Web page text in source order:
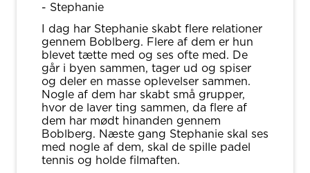
- Stephanie
I dag har Stephanie skabt flere relationer
gennem Boblberg. Flere af dem er hun
blevet tætte med og ses ofte med. De
går i byen sammen, tager ud og spiser
og deler en masse oplevelser sammen.
Nogle af dem har skabt små grupper,
hvor de laver ting sammen, da flere af
dem har mødt hinanden gennem
Boblberg. Næste gang Stephanie skal ses
med nogle af dem, skal de spille padel
tennis og holde filmaften.